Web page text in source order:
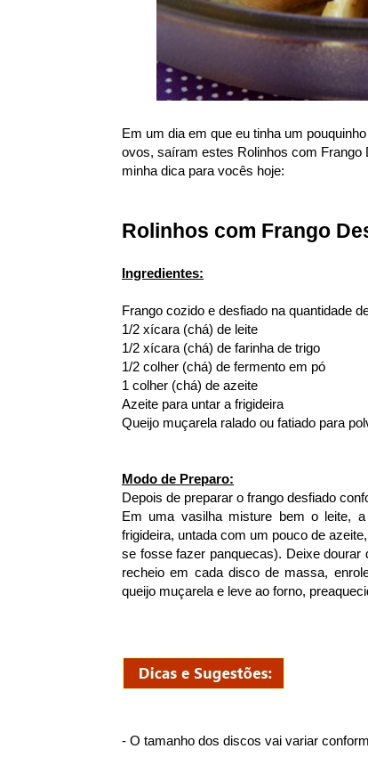
Em um dia em que eu tinha um
ovos, saíram estes Rolinhos com Frango
minha dica para vocês hoje:
Rolinhos com Frango
Ingredientes:
Frango cozido e desfiado na quantidade
1/2 xícara (chá) de leite
1/2 xícara (chá) de farinha de trigo
1/2 colher (chá) de fermento em pó
1 colher (chá) de azeite
Azeite para untar a frigideira
Queijo muçarela ralado ou fatiado para
Modo de Preparo:
Depois de preparar o frango desfiado
Em uma vasilha misture bem o leite,
frigideira, untada com um pouco de
se fosse fazer panquecas). Deixe
recheio em cada disco de massa,
queijo muçarela e leve ao forno,
- O tamanho dos discos vai variar